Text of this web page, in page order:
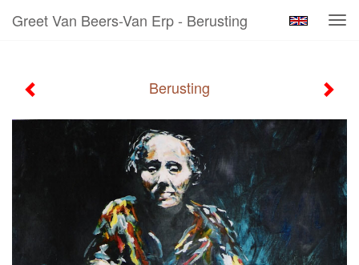
Greet Van Beers-Van Erp - Berusting
Berusting